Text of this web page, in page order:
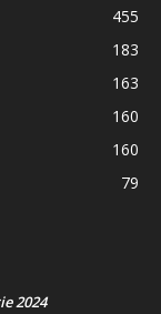
455
183
163
160
160
79
2024